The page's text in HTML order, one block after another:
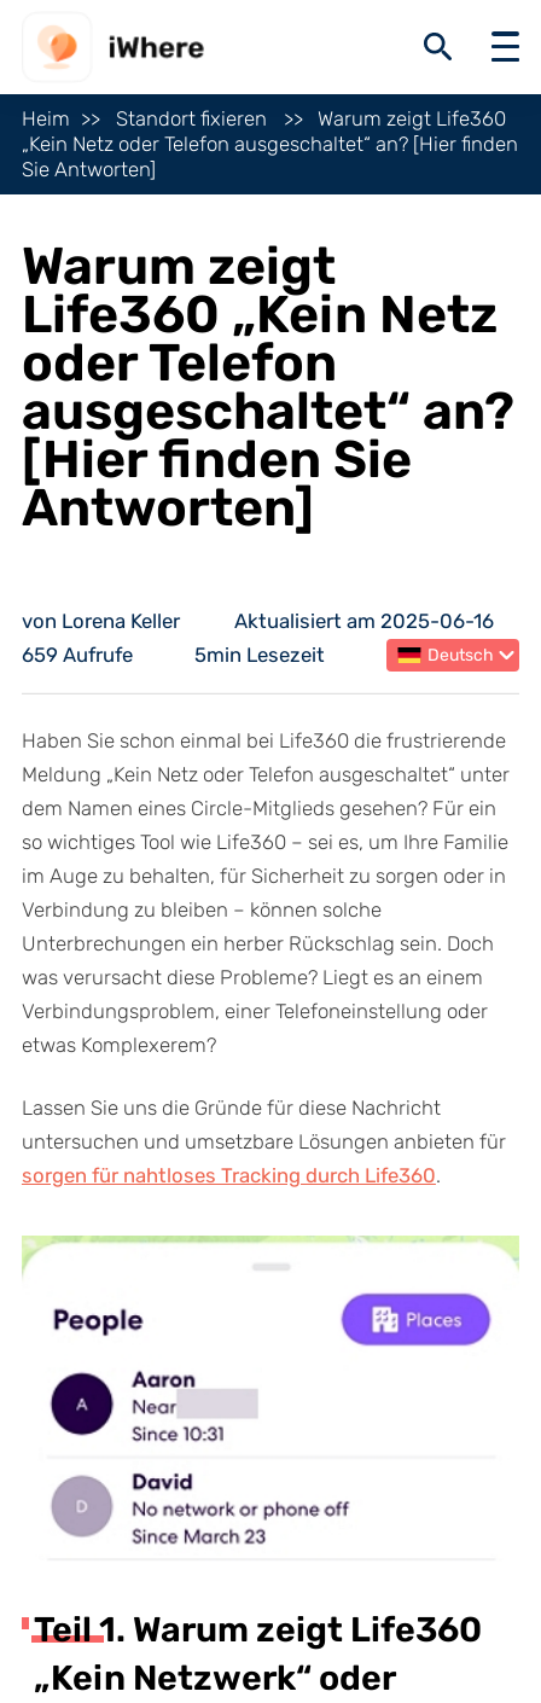
Heim Standort fixieren
Warum zeigt Life360
„Kein Netz oder Telefon ausgeschaltet“ an? [Hier finden
Sie Antworten]
Warum zeigt
Life360 „Kein Netz
oder Telefon
ausgeschaltet“ an?
[Hier finden Sie
Antworten]
von Lorena Keller
Aktualisiert am 2025-06-16
659 Aufrufe
5min Lesezeit Deutsch
Haben Sie schon einmal bei Life360 die frustrierende
Meldung „Kein Netz oder Telefon ausgeschaltet“ unter
dem Namen eines Circle-Mitglieds gesehen? Für ein
so wichtiges Tool wie Life360 – sei es, um Ihre Familie
im Auge zu behalten, für Sicherheit zu sorgen oder in
Verbindung zu bleiben – können solche
Unterbrechungen ein herber Rückschlag sein. Doch
was verursacht diese Probleme? Liegt es an einem
Verbindungsproblem, einer Telefoneinstellung oder
etwas Komplexerem?
Lassen Sie uns die Gründe für diese Nachricht
untersuchen und umsetzbare Lösungen anbieten für
sorgen für nahtloses Tracking durch Life360.
Teil 1. Warum zeigt Life360
„Kein Netzwerk“ oder